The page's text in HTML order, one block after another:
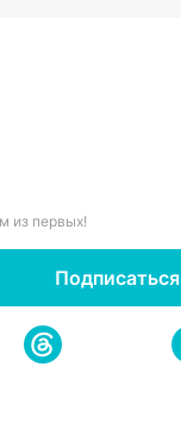
из первых!
Подписаться